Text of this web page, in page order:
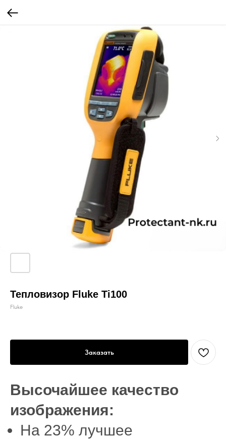
Тепловизор Fluke Ti100
Fluke
Заказать
Высочайшее качество
изображения:
На 23% лучшее